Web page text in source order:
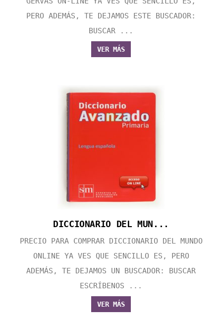
PERO ADEMÁS, TE DEJAMOS ESTE BUSCADOR:
BUSCAR ...
VER MÁS
DICCIONARIO DEL MUN...
PRECIO PARA COMPRAR DICCIONARIO DEL MUNDO
ONLINE YA VES QUE SENCILLO ES, PERO
ADEMÁS, TE DEJAMOS UN BUSCADOR: BUSCAR
ESCRÍBENOS ...
VER MÁS